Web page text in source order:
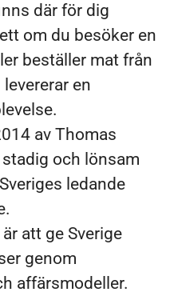
där för dig
om du besöker en
beställer mat från
en
av Thomas
och lönsam
ledande
att ge Sverige
genom
affärsmodeller.